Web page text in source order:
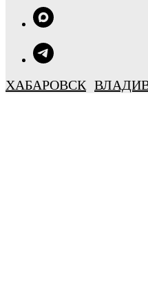
ХАБАРОВСК